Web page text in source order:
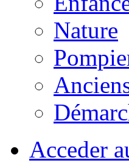
Nature
Acceder